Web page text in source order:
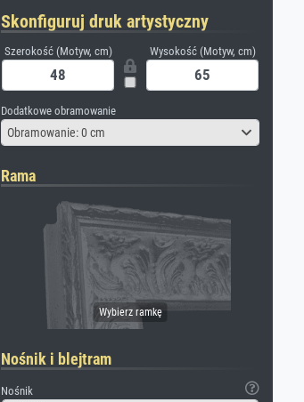
Skonfiguruj druk artystyczny
Szerokość (Motyw, cm) Wysokość (Motyw, cm)
Dodatkowe obramowanie
Obramowanie: 0 cm
Rama
Nośnik i blejtram
Nośnik